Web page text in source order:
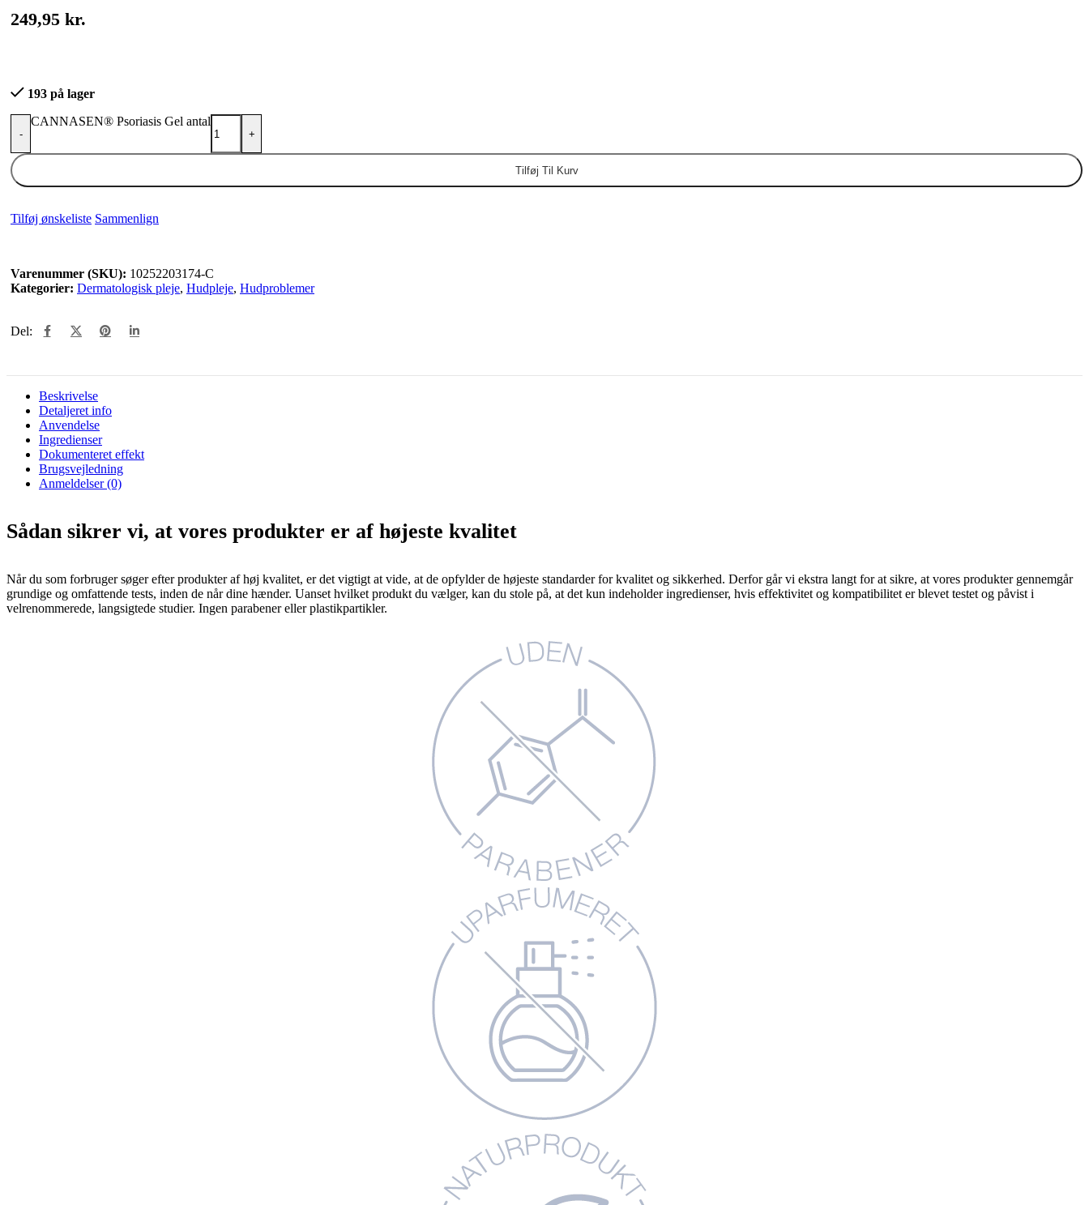
249,95 kr.
193 på lager
-
CANNASEN® Psoriasis Gel antal
+
Tilføj Til Kurv
Tilføj ønskeliste Sammenlign
Varenummer (SKU): 10252203174-C
Kategorier: Dermatologisk pleje, Hudpleje, Hudproblemer
Del:
Beskrivelse
Detaljeret info
Anvendelse
Ingredienser
Dokumenteret effekt
Brugsvejledning
Anmeldelser (0)
Sådan sikrer vi, at vores produkter er af højeste kvalitet
Når du som forbruger søger efter produkter af høj kvalitet, er det vigtigt at vide, at de opfylder de højeste standarder for kvalitet og sikkerhed. Derfor går vi ekstra langt for at sikre, at vores produkter gennemgår
grundige og omfattende tests, inden de når dine hænder. Uanset hvilket produkt du vælger, kan du stole på, at det kun indeholder ingredienser, hvis effektivitet og kompatibilitet er blevet testet og påvist i
velrenommerede, langsigtede studier. Ingen parabener eller plastikpartikler.